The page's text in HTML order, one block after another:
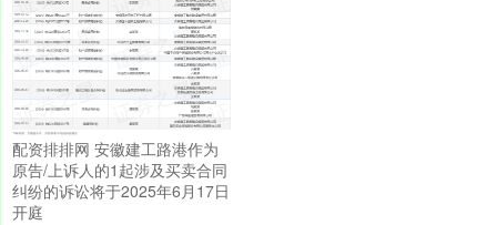
配资排排网 安徽建工路港作为
原告/上诉人的1起涉及买卖合同
纠纷的诉讼将于2025年6月17日
开庭